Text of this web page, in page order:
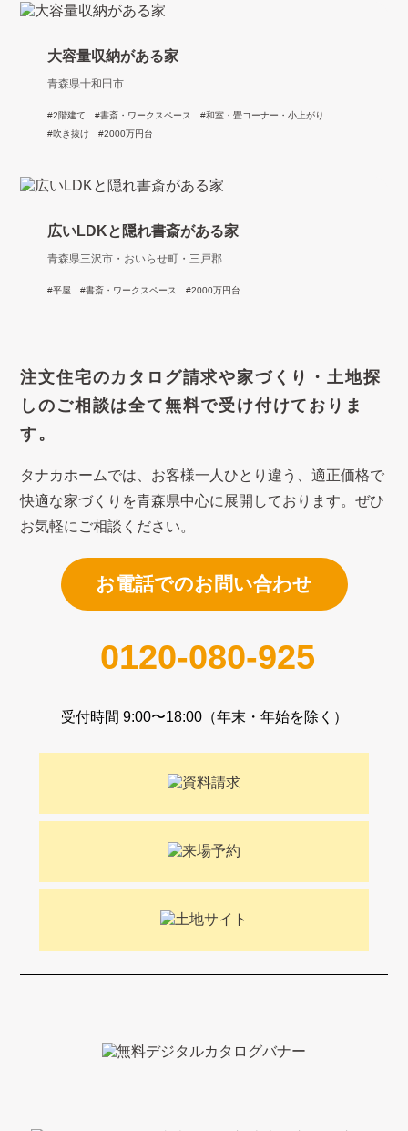
大容量収納がある家
青森県十和田市
2階建て 書斎・ワークスペース
和室・畳コーナー・小上がり
吹き抜け
2000万円台
広いLDKと隠れ書斎がある家
青森県三沢市・おいらせ町・三戸郡
平屋 書斎・ワークスペース 2000万円台
注文住宅のカタログ請求や家づくり・土地探
しのご相談は全て無料で受け付けておりま
す。
タナカホームでは、お客様一人ひとり違う、適正価格で
快適な家づくり を青森県中心に展開しております。ぜひ
お気軽にご相談ください。
お電話でのお問い合わせ
0120-080-925
受付時間 9:00〜18:00（年末・年始を除く）